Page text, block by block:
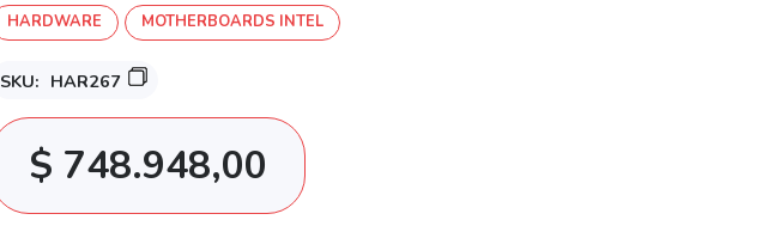
HARDWARE MOTHERBOARDS INTEL
SKU: HAR267
$ 748.948,00